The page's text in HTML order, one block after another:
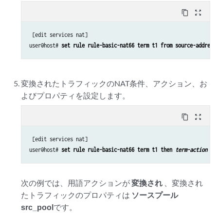
content_copy zoom_out_map
[edit services nat]
user@host# set rule rule-basic-nat66 term t1 from source-address
変換されたトラフィックのNAT条件、アクション、お
よびプロパティを設定します。
content_copy zoom_out_map
[edit services nat]
user@host# set rule rule-basic-nat66 term t1 then term-action
次の例では、用語アクションが変換され 、変換され
たトラフィックのプロパティは ソースプール
src_poolです。